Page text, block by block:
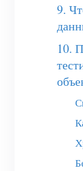
App
О
9.
10.